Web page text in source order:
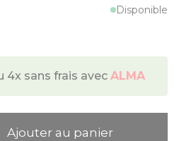
Disponible
4x sans frais avec ALMA
Ajouter au panier